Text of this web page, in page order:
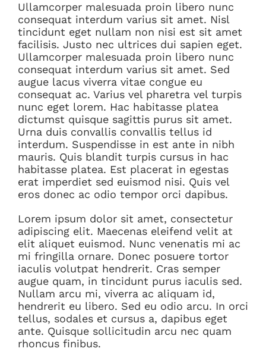
Ullamcorper malesuada proin libero nunc
consequat interdum varius sit amet. Nisl
tincidunt eget nullam non nisi est sit amet
facilisis. Justo nec ultrices dui sapien eget.
Ullamcorper malesuada proin libero nunc
consequat interdum varius sit amet. Sed
augue lacus viverra vitae congue eu
consequat ac. Varius vel pharetra vel turpis
nunc eget lorem. Hac habitasse platea
dictumst quisque sagittis purus sit amet.
Urna duis convallis convallis tellus id
interdum. Suspendisse in est ante in nibh
mauris. Quis blandit turpis cursus in hac
habitasse platea. Est placerat in egestas
erat imperdiet sed euismod nisi. Quis vel
eros donec ac odio tempor orci dapibus.
Lorem ipsum dolor sit amet, consectetur
adipiscing elit. Maecenas eleifend velit at
elit aliquet euismod. Nunc venenatis mi ac
mi fringilla ornare. Donec posuere tortor
iaculis volutpat hendrerit. Cras semper
augue quam, in tincidunt purus iaculis sed.
Nullam arcu mi, viverra ac aliquam id,
hendrerit eu libero. Sed eu odio arcu. In orci
tellus, sodales et cursus a, dapibus eget
ante. Quisque sollicitudin arcu nec quam
rhoncus finibus.